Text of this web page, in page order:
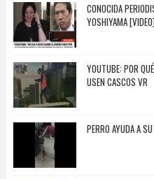
CONOCIDA
YOSHIYAMA [VIDEO]
YOUTUBE: POR
USEN CASCOS VR
PERRO AYUDA A